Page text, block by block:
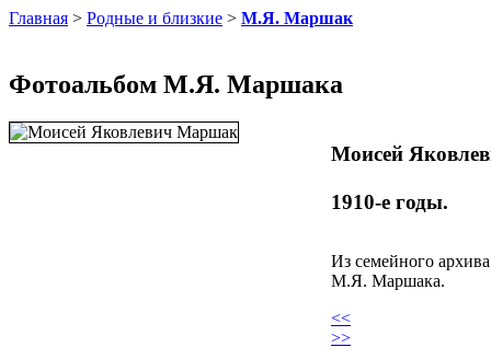
Главная > Родные и близкие > М.Я. Маршак
Фотоальбом М.Я. Маршака
Моисей
1910-е годы.
Из семейного архива
М.Я. Маршака.
<<
>>